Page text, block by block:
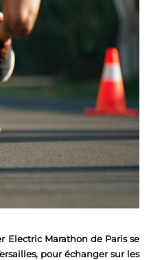
Electric Marathon de Paris se
pour échanger sur les